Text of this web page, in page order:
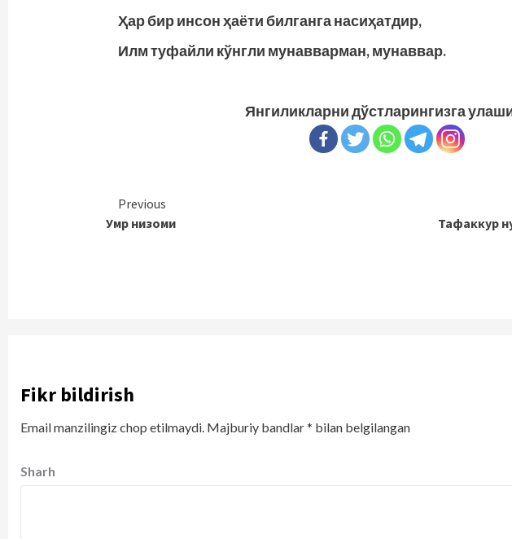
Ҳар бир инсон ҳаёти билганга насиҳатдир,
Илм туфайли кўнгли мунавварман, мунаввар.
Янгиликларни дўстларингизга
Continue
Reading
Previous
Умр низоми
Тафаккур
Fikr bildirish
Email manzilingiz chop etilmaydi. Majburiy bandlar* bilan belgilangan
Sharh